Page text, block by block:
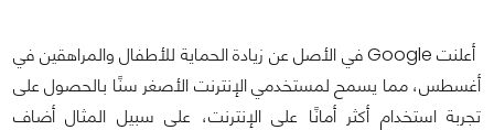
أعلنت Google في الأصل عن زيادة الحماية للأطفال والمراهقين في
أغسطس، مما يسمح لمستخدمي الإنترنت الأصغر سنًا بالحصول على
تجربة استخدام أكثر أمانًا على الإنترنت، على سبيل المثال أضاف